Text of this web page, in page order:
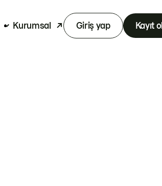
Kurumsal Giriş yap Kayıt ol